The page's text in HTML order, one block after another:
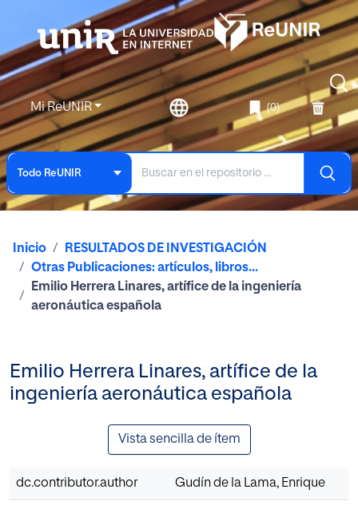
Mi ReUNIR (0)
Todo ReUNIR
Inicio
RESULTADOS DE INVESTIGACIÓN
Otras Publicaciones: artículos, libros...
Emilio Herrera Linares, artífice de la ingeniería
aeronáutica española
Emilio Herrera Linares, artífice de la
ingeniería aeronáutica española
Vista sencilla de ítem
dc.contributor.author Gudín de la Lama, Enrique